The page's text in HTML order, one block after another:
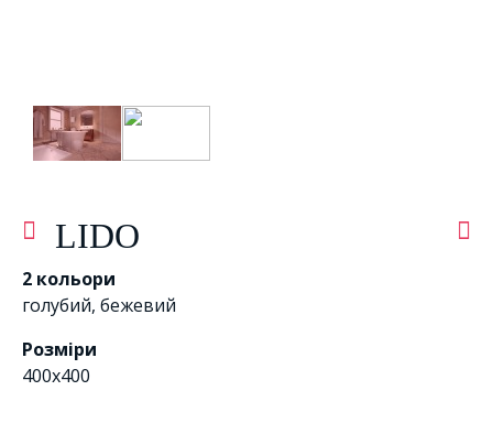
LIDO
2 кольори
голубий, бежевий
Розміри
400х400